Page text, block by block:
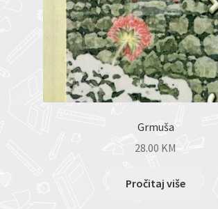
Grmuša
28.00 KM
Pročitaj više